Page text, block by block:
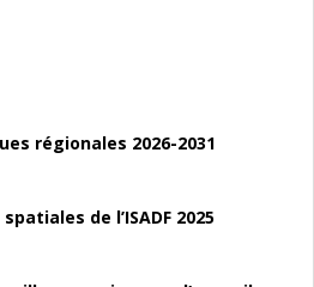
régionales 2026-2031
de l’ISADF 2025